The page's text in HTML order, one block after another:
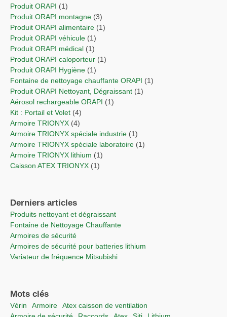
Produit ORAPI (1)
Produit ORAPI montagne (3)
Produit ORAPI alimentaire (1)
Produit ORAPI véhicule (1)
Produit ORAPI médical (1)
Produit ORAPI caloporteur (1)
Produit ORAPI Hygiène (1)
Fontaine de nettoyage chauffante ORAPI (1)
Produit ORAPI Nettoyant, Dégraissant (1)
Aérosol rechargeable ORAPI (1)
Kit : Portail et Volet (4)
Armoire TRIONYX (4)
Armoire TRIONYX spéciale industrie (1)
Armoire TRIONYX spéciale laboratoire (1)
Armoire TRIONYX lithium (1)
Caisson ATEX TRIONYX (1)
Derniers articles
Produits nettoyant et dégraissant
Fontaine de Nettoyage Chauffante
Armoires de sécurité
Armoires de sécurité pour batteries lithium
Variateur de fréquence Mitsubishi
Mots clés
vérin Armoire
Atex caisson de ventilation